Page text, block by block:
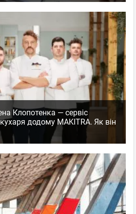
Клопотенка — сервіс
додому MAKITRA. Як він